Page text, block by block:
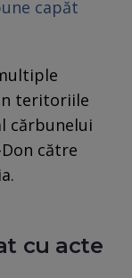
capăt
teritoriile
cărbunelui
către
cu acte